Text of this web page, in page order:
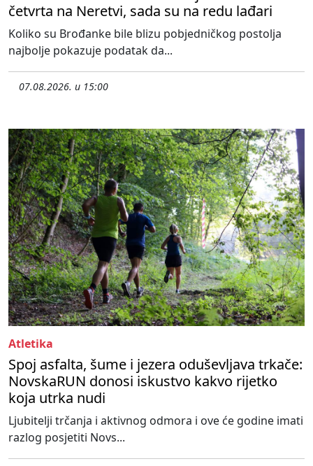
četvrta na Neretvi, sada su na redu lađari
Koliko su Brođanke bile blizu pobjedničkog postolja
najbolje pokazuje podatak da...
07.08.2026. u 15:00
Atletika
Spoj asfalta, šume i jezera oduševljava trkače:
NovskaRUN donosi iskustvo kakvo rijetko
koja utrka nudi
Ljubitelji trčanja i aktivnog odmora i ove će godine imati
razlog posjetiti Novs...